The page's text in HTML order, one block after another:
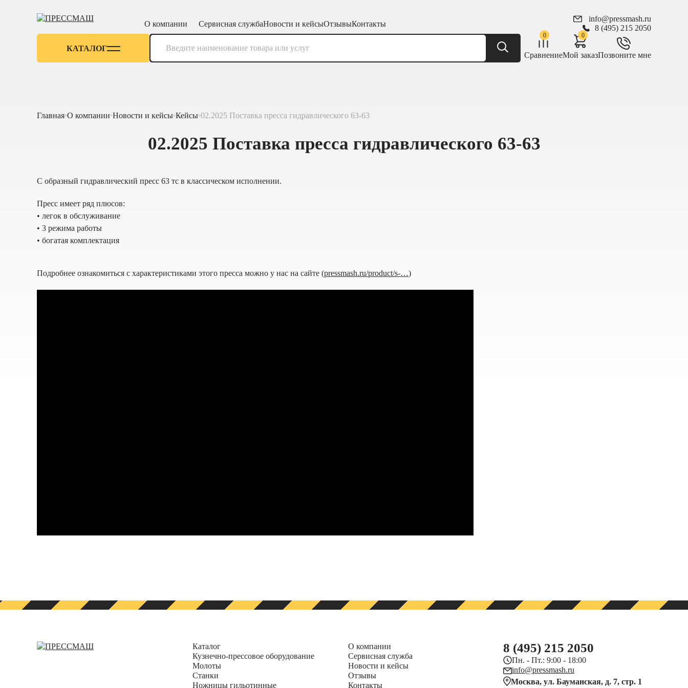
О компании Сервисная службаНовости и кейсыОтзывыКонтакты
info@pressmash.ru
8 (495) 215 2050
КАТАЛОГ
0
Сравнение
0
Мой заказПозвоните мне
Главная О компании Новости и кейсы Кейсы 02.2025 Поставка пресса гидравлического 63-63
02.2025 Поставка пресса гидравлического 63-63
С образный гидравлический пресс 63 тс в классическом исполнении.
Пресс имеет ряд плюсов:
• легок в обслуживание
• 3 режима работы
• богатая комплектация
Подробнее ознакомиться с характеристиками этого пресса можно у нас на сайте (pressmash.ru/product/s-…)
Каталог
Кузнечно-прессовое оборудование
Молоты
Станки
Ножницы гильотинные
О компании
Сервисная служба
Новости и кейсы
Отзывы
Контакты
8 (495) 215 2050
Пн. - Пт.: 9:00 - 18:00
info@pressmash.ru
Москва, ул. Бауманская, д. 7, стр. 1